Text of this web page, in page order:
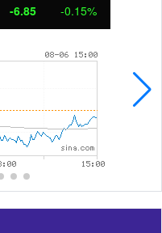
-6.85 -0.15%